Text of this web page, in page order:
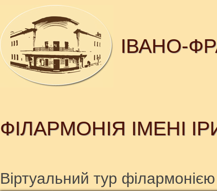
ІВАНО-
ФІЛАРМОНІЯ ІМЕНІ
Віртуальний тур філармонією